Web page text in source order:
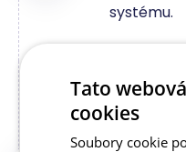
systému.
shopy
Tato
cookies
Soubory cookie